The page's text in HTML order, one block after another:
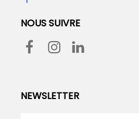
NOUS SUIVRE
NEWSLETTER